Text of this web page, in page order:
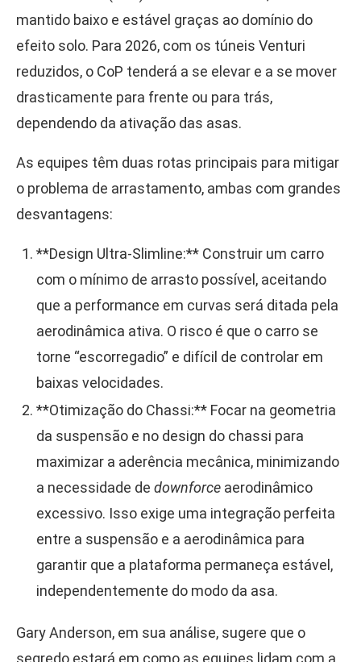
mantido baixo e estável graças ao domínio do
efeito solo. Para 2026, com os túneis Venturi
reduzidos, o CoP tenderá a se elevar e a se mover
drasticamente para frente ou para trás,
dependendo da ativação das asas.
As equipes têm duas rotas principais para mitigar
o problema de arrastamento, ambas com grandes
desvantagens:
**Design Ultra-Slimline:** Construir um carro
com o mínimo de arrasto possível, aceitando
que a performance em curvas será ditada pela
aerodinâmica ativa. O risco é que o carro se
torne “escorregadio” e difícil de controlar em
baixas velocidades.
**Otimização do Chassi:** Focar na geometria
da suspensão e no design do chassi para
maximizar a aderência mecânica, minimizando
a necessidade de downforce aerodinâmico
excessivo. Isso exige uma integração perfeita
entre a suspensão e a aerodinâmica para
garantir que a plataforma permaneça estável,
independentemente do modo da asa.
Gary Anderson, em sua análise, sugere que o